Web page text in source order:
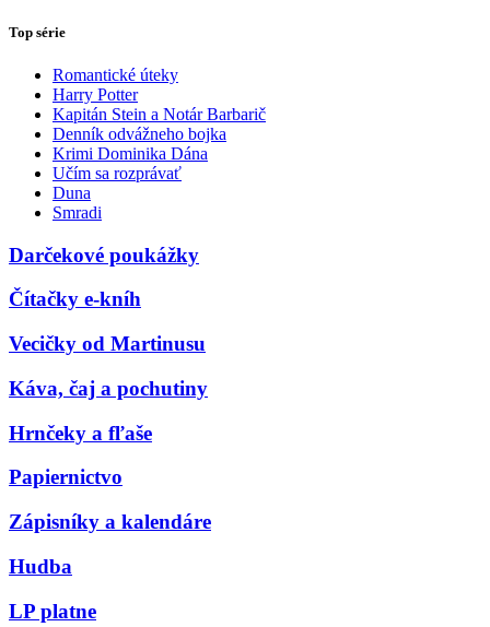
Top série
Romantické úteky
Harry Potter
Kapitán Stein a Notár Barbarič
Denník odvážneho bojka
Krimi Dominika Dána
Učím sa rozprávať
Duna
Smradi
Darčekové poukážky
Čítačky e-kníh
Vecičky od Martinusu
Káva, čaj a pochutiny
Hrnčeky a fľaše
Papiernictvo
Zápisníky a kalendáre
Hudba
LP platne